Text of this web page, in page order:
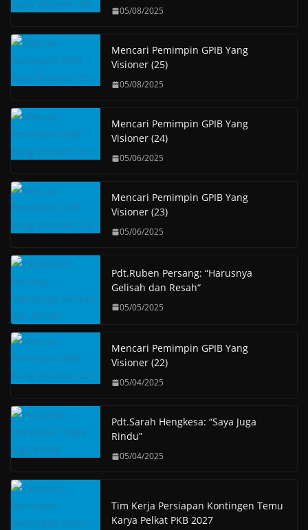
05/08/2025
Mencari Pemimpin GPIB Yang
Visioner (25)
05/08/2025
Mencari Pemimpin GPIB Yang
Visioner (24)
05/06/2025
Mencari Pemimpin GPIB Yang
Visioner (23)
05/06/2025
Pdt.Ruben Persang: “Harusnya
Gelisah dan Resah“
05/05/2025
Mencari Pemimpin GPIB Yang
Visioner (22)
05/04/2025
Pdt.Sarah Hengkesa: “Saya Juga
Rindu”
05/04/2025
Tim Kerja Persiapan Kontingen Temu
Karya Pelkat PKB 2027